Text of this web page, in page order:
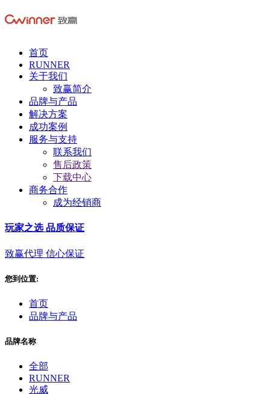
首页
RUNNER
关于我们
致赢简介
品牌与产品
解决方案
成功案例
服务与支持
联系我们
售后政策
下载中心
商务合作
成为经销商
玩家之选 品质保证
致赢代理 信心保证
您到位置:
首页
品牌与产品
品牌名称
全部
RUNNER
光威